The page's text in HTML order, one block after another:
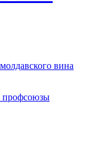
вина
профсоюзы